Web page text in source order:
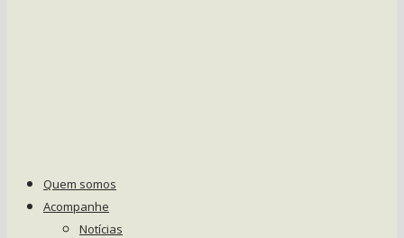
Quem somos
Acompanhe
Notícias